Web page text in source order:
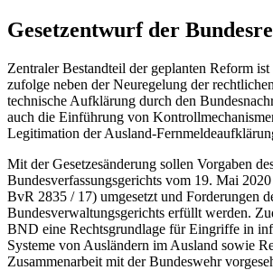
Gesetzentwurf der
Zentraler Bestandteil der geplanten Reform
zufolge neben der Neuregelung der
technische Aufklärung durch den
auch die Einführung von
Legitimation der Ausland-
Mit der Gesetzesänderung sollen Vorgaben
Bundesverfassungsgerichts vom 19. Mai
BvR 2835 / 17) umgesetzt und Forderungen
Bundesverwaltungsgerichts erfüllt werden.
BND eine Rechtsgrundlage für Eingriffe in
Systeme von Ausländern im Ausland sowie
Zusammenarbeit mit der Bundeswehr